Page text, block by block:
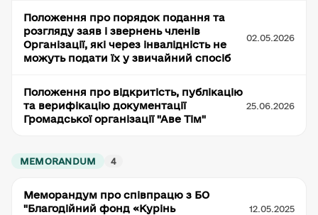
Положення про порядок подання та
розгляду заяв і звернень членів
Організації, які через інвалідність не
можуть подати їх у звичайний спосіб
02.05.2026
Положення про відкритість, публікацію
та верифікацію документації
Громадської організації "Аве Тім"
25.06.2026
MEMORANDUM 4
Меморандум про співпрацю з БО
"Благодійний фонд «Курінь
12.05.2025